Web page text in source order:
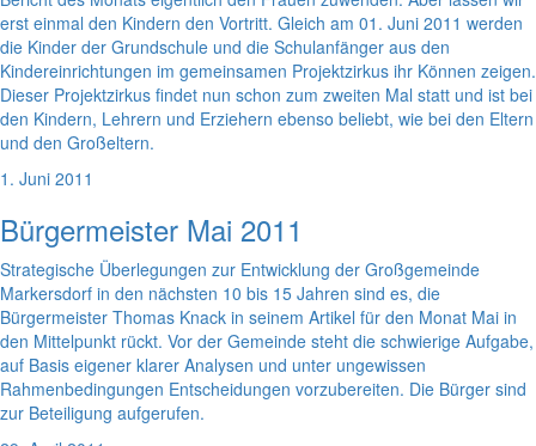
erst einmal den Kindern den Vortritt. Gleich am 01. Juni 2011 werden
die Kinder der Grundschule und die Schulanfänger aus den
Kindereinrichtungen im gemeinsamen Projektzirkus ihr Können zeigen.
Dieser Projektzirkus findet nun schon zum zweiten Mal statt und ist bei
den Kindern, Lehrern und Erziehern ebenso beliebt, wie bei den Eltern
und den Großeltern.
1. Juni 2011
Bürgermeister Mai 2011
Strategische Überlegungen zur Entwicklung der Großgemeinde
Markersdorf in den nächsten 10 bis 15 Jahren sind es, die
Bürgermeister Thomas Knack in seinem Artikel für den Monat Mai in
den Mittelpunkt rückt. Vor der Gemeinde steht die schwierige Aufgabe,
auf Basis eigener klarer Analysen und unter ungewissen
Rahmenbedingungen Entscheidungen vorzubereiten. Die Bürger sind
zur Beteiligung aufgerufen.